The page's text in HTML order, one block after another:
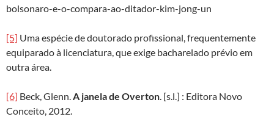
bolsonaro-e-o-compara-ao-ditador-kim-jong-un
[5] Uma espécie de doutorado profissional, frequentemente
equiparado à licenciatura, que exige bacharelado prévio em
outra área.
[6] Beck, Glenn. A janela de Overton . [s.l.] : Editora Novo
Conceito, 2012.